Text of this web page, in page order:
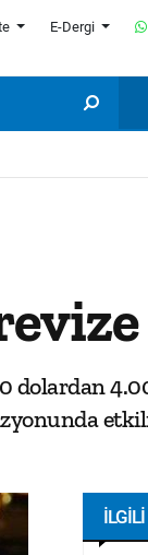
E-Dergi
dolardan